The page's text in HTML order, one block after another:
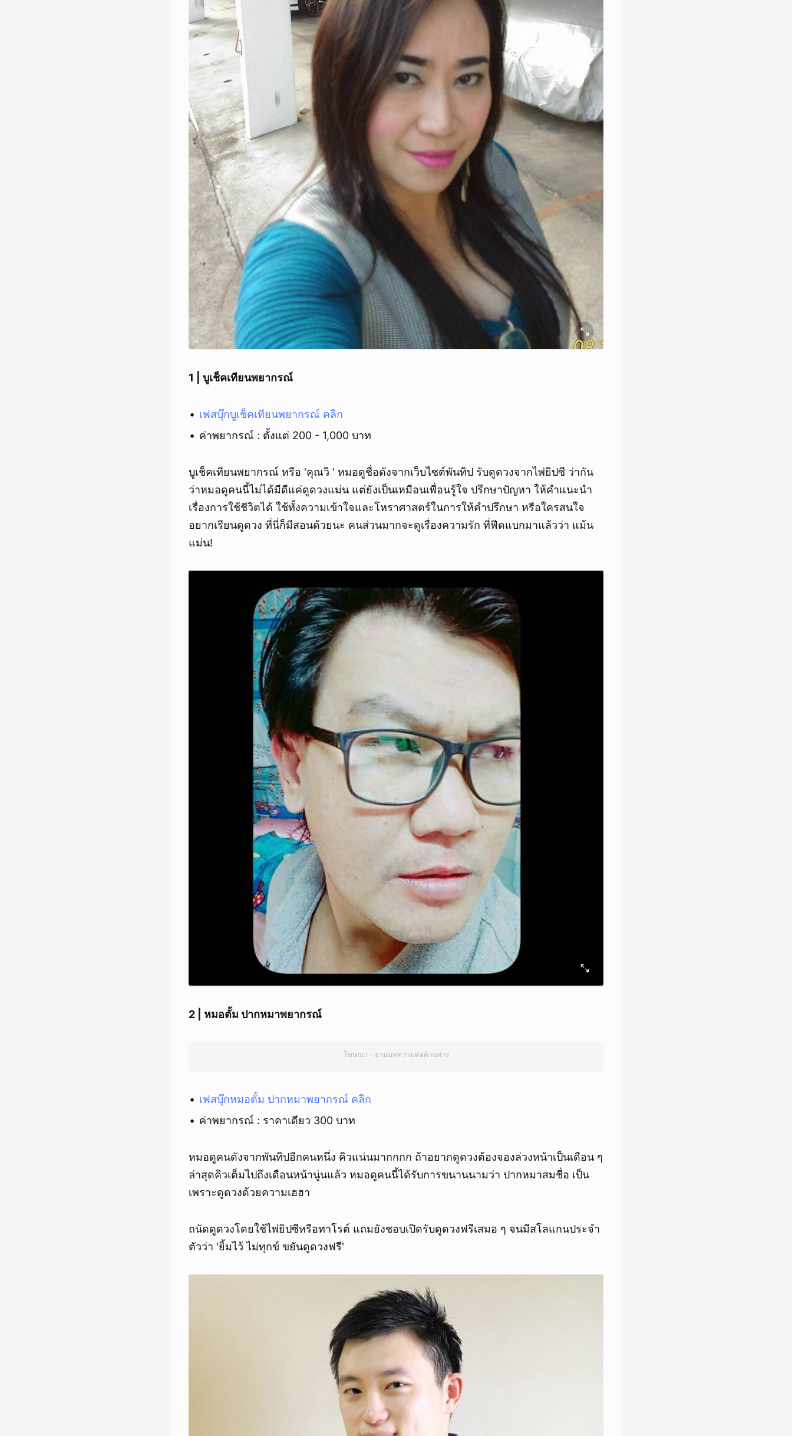
1 | บูเช็คเทียนพยากรณ์
เฟสบุ๊กบูเช็คเทียนพยากรณ์ คลิก
ค่าพยากรณ์ : ตั้งแต่ 200 - 1,000 บาท
บูเช็คเทียนพยากรณ์ หรือ 'คุณวิ ' หมอดูชื่อดังจากเว็บไซต์พันทิป รับดูดวงจากไพ่ยิปซี ว่ากัน
ว่าหมอดูคนนี้ไม่ได้มีดีแค่ดูดวงแม่น แต่ยังเป็นเหมือนเพื่อนรู้ใจ ปรึกษาปัญหา ให้คำแนะนำ
เรื่องการใช้ชีวิตได้ ใช้ทั้งความเข้าใจและโหราศาสตร์ในการให้คำปรึกษา หรือใครสนใจ
อยากเรียนดูดวง ที่นี่ก็มีสอนด้วยนะ คนส่วนมากจะดูเรื่องความรัก ที่ฟีดแบกมาแล้วว่า แม้น
แม่น!
2 | หมอตั้ม ปากหมาพยากรณ์
โฆษณา - อ่านบทความต่อด้านล่าง
เฟสบุ๊กหมอตั้ม ปากหมาพยากรณ์ คลิก
ค่าพยากรณ์ : ราคาเดียว 300 บาท
หมอดูคนดังจากพันทิปอีกคนหนึ่ง คิวแน่นมากกกก ถ้าอยากดูดวงต้องจองล่วงหน้าเป็นเดือน ๆ
ล่าสุดคิวเต็มไปถึงเดือนหน้านู่นแล้ว หมอดูคนนี้ได้รับการขนานนามว่า ปากหมาสมชื่อ เป็น
เพราะดูดวงด้วยความเฮฮา
ถนัดดูดวงโดยใช้ไพ่ยิปซีหรือทาโรต์ แถมยังชอบเปิดรับดูดวงฟรีเสมอ ๆ จนมีสโลแกนประจำ
ตัวว่า 'ยิ้มไว้ ไม่ทุกข์ ขยันดูดวงฟรี'